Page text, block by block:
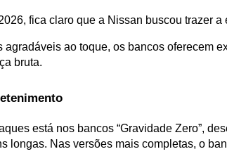
fica claro que a Nissan buscou trazer
agradáveis ao toque, os bancos oferecem
bruta.
está nos bancos “Gravidade Zero”,
longas. Nas versões mais completas, o